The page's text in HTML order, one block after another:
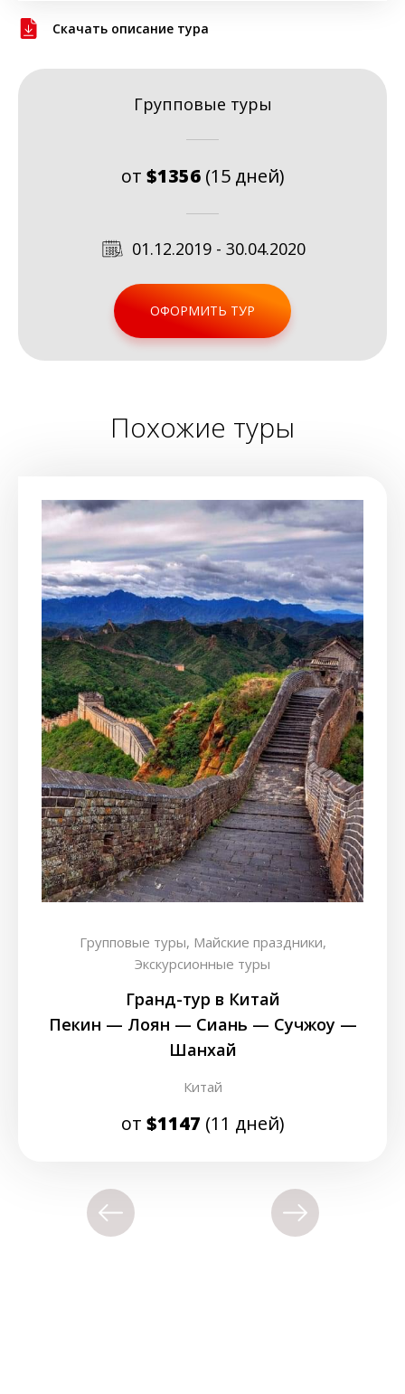
Скачать описание тура
Групповые туры
от $1356(15 дней)
01.12.2019 - 30.04.2020
ОФОРМИТЬ ТУР
Похожие туры
Групповые туры, Майские праздники,
Экскурсионные туры
Гранд-тур в Китай
Пекин — Лоян — Сиань — Сучжоу —
Шанхай
Китай
от $1147 (11 дней)